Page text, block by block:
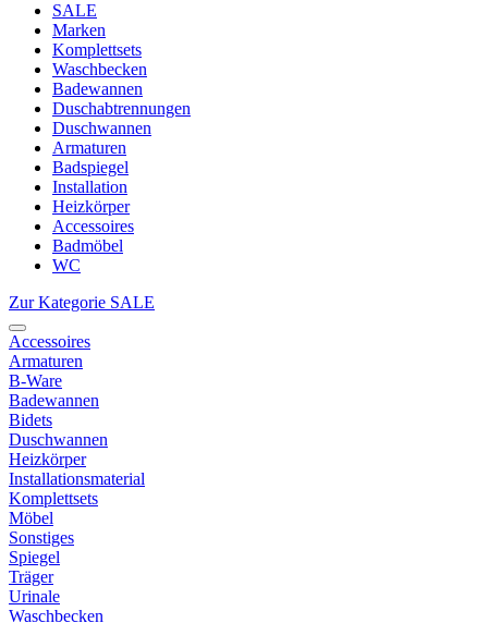
SALE
Marken
Komplettsets
Waschbecken
Badewannen
Duschabtrennungen
Duschwannen
Armaturen
Badspiegel
Installation
Heizkörper
Accessoires
Badmöbel
WC
Zur Kategorie SALE
Accessoires
Armaturen
B-Ware
Badewannen
Bidets
Duschwannen
Heizkörper
Installationsmaterial
Komplettsets
Möbel
Sonstiges
Spiegel
Träger
Urinale
Waschbecken